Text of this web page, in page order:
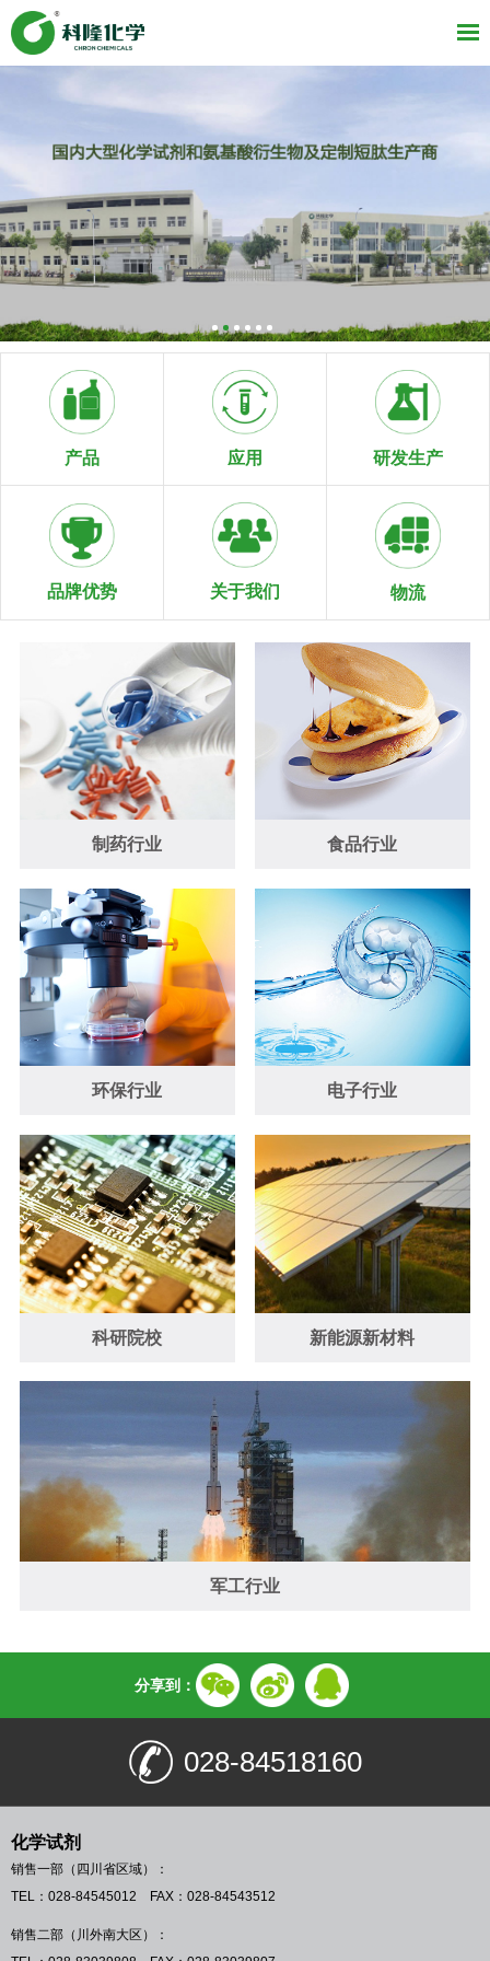
产品 应用 研发生产
品牌优势 关于我们 物流
制药行业 食品行业
环保行业 电子行业
科研院校 新能源新材料
军工行业
分享到：
028-84518160
化学试剂
销售一部（四川省区域）：
TEL：028-84545012 FAX：028-84543512
销售二部（川外南大区）：